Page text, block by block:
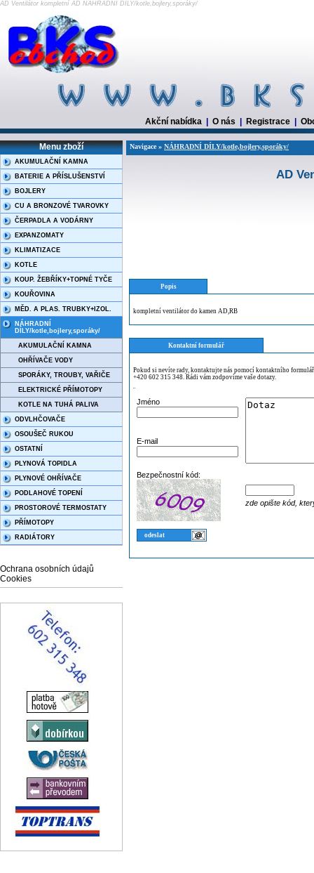
AD Ventilátor kompletní AD NÁHRADNÍ DÍLY/kotle,bojlery,sporáky/
Akční nabídka O nás Registrace
Menu zboží
AKUMULAČNÍ KAMNA
BATERIE A PŘÍSLUŠENSTVÍ
BOJLERY
CU A BRONZOVÉ TVAROVKY
ČERPADLA A VODÁRNY
EXPANZOMATY
KLIMATIZACE
KOTLE
KOUP. ŽEBŘÍKY+TOPNÉ TYČE
KOUŘOVINA
MĚD. A PLAS. TRUBKY+IZOL.
NÁHRADNÍ
DÍLY/kotle,bojlery,sporáky/
AKUMULAČNÍ KAMNA
OHŘÍVAČE VODY
SPORÁKY, TROUBY, VAŘIČE
ELEKTRICKÉ PŘÍMOTOPY
KOTLE NA TUHÁ PALIVA
ODVLHČOVAČE
OSOUŠEČ RUKOU
OSTATNÍ
PLYNOVÁ TOPIDLA
PLYNOVÉ OHŘÍVAČE
PODLAHOVÉ TOPENÍ
PROSTOROVÉ TERMOSTATY
PŘÍMOTOPY
RADIÁTORY
Ochrana osobních údajů
Cookies
Navigace » NÁHRADNÍ DÍLY/kotle,bojlery,sporáky/
AD
Popis
kompletní ventilátor do kamen AD,RB
Kontaktní formulář
Pokud si nevíte rady, kontaktujte nás pomocí kontaktního
+420 602 315 348. Rádi vám zodpovíme vaše dotazy.
¨
Jméno
E-mail
Bezpečnostní kód:
zde opište kód,